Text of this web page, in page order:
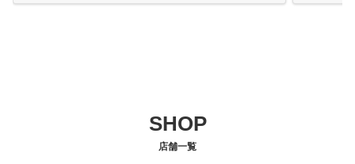
SHOP
店舗一覧